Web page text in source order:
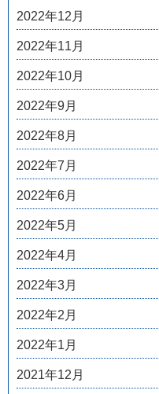
2022年12月
2022年11月
2022年10月
2022年9月
2022年8月
2022年7月
2022年6月
2022年5月
2022年4月
2022年3月
2022年2月
2022年1月
2021年12月